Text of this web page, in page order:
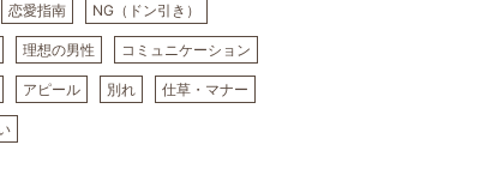
恋愛指南 NG（ドン引き）
理想の男性 コミュニケーション
アピール 別れ 仕草・マナー